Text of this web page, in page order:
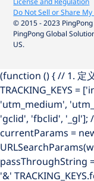
Do Not Sell or Share
© 2015 - 2023
PingPong Global
US.
(function () { // 1. 定
TRACKING_KEYS =
'utm_medium',
'gclid', 'fbclid', '_gl'];
currentParams =
passThroughString
'&'